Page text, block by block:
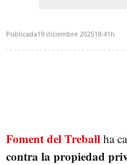
Publicada19 diciembre 202518:41h
Foment del Treball ha
contra la propiedad